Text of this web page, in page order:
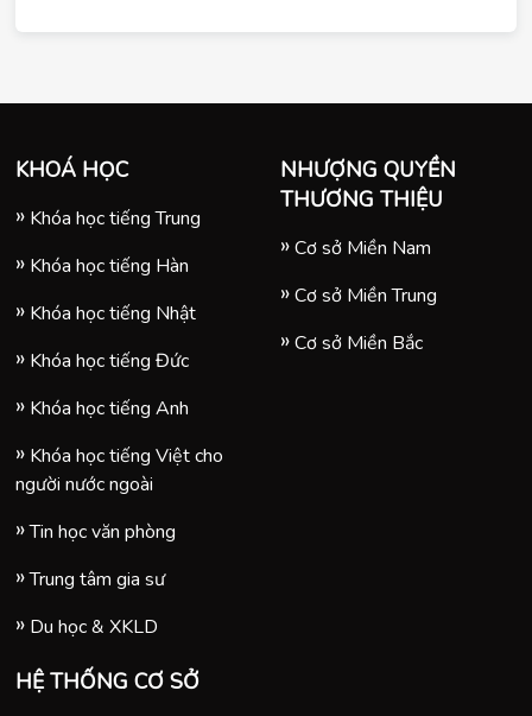
KHOÁ HỌC
Khóa học tiếng Trung
Khóa học tiếng Hàn
Khóa học tiếng Nhật
Khóa học tiếng Đức
Khóa học tiếng Anh
Khóa học tiếng Việt cho
người nước ngoài
Tin học văn phòng
Trung tâm gia sư
Du học & XKLD
NHƯỢNG QUYỀN
THƯƠNG THIỆU
Cơ sở Miền Nam
Cơ sở Miền Trung
Cơ sở Miền Bắc
HỆ THỐNG CƠ SỞ